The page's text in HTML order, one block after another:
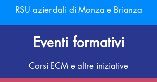
RSU aziendali di Monza e Brianza
Eventi formativi
Corsi ECM e altre iniziative